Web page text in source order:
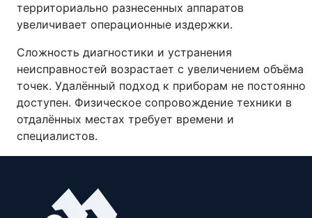
территориально разнесенных аппаратов
увеличивает операционные издержки.
Сложность диагностики и устранения
неисправностей возрастает с увеличением объёма
точек. Удалённый подход к приборам не постоянно
доступен. Физическое сопровождение техники в
отдалённых местах требует времени и
специалистов.